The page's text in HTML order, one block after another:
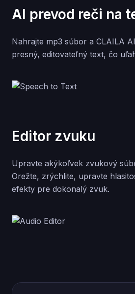
AI prevod reči na
Nahrajte mp3 súbor a CLAILA
presný, editovateľný text, čo
Editor zvuku
Upravte akýkoľvek zvukový
Orežte, zrýchlite, upravte
efekty pre dokonalý zvuk.